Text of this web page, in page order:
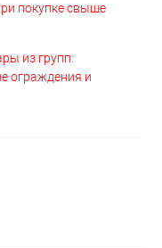
покупке свыше
из групп:
ограждения и